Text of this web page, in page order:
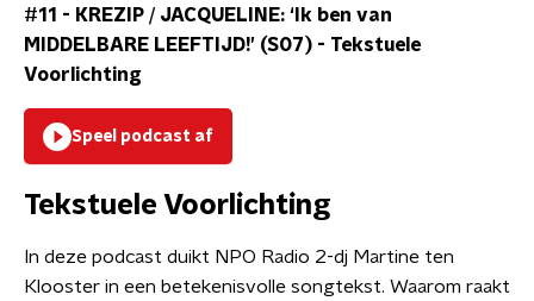
#11 - KREZIP / JACQUELINE: ‘Ik ben van
MIDDELBARE LEEFTIJD!’ (S07) - Tekstuele
Voorlichting
Speel podcast af
Tekstuele Voorlichting
In deze podcast duikt NPO Radio 2-dj Martine ten
Klooster in een betekenisvolle songtekst. Waarom raakt